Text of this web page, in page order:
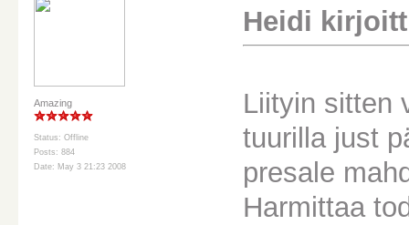
Amazing
Status: Offline
Posts: 884
Date: May 3 21:23 2008
Heidi
Liityin sitten
tuurilla just
presale
Harmittaa